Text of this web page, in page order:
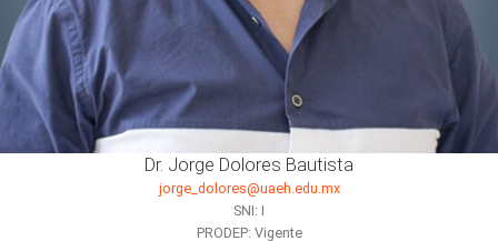
Dr. Jorge Dolores Bautista
jorge_dolores@uaeh.edu.mx
SNI: I
PRODEP: Vigente